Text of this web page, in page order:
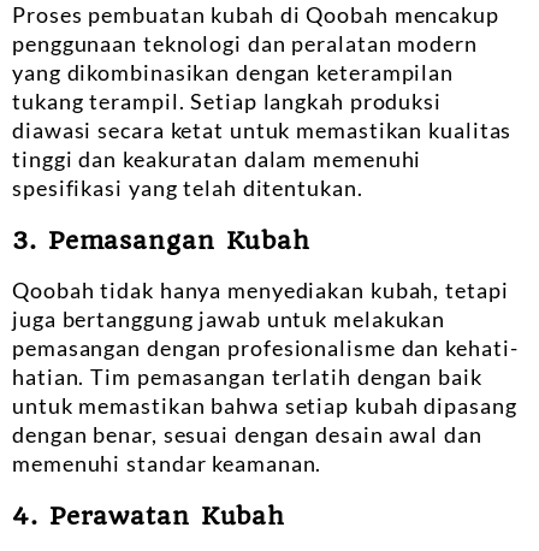
Proses pembuatan kubah di Qoobah mencakup
penggunaan teknologi dan peralatan modern
yang dikombinasikan dengan keterampilan
tukang terampil. Setiap langkah produksi
diawasi secara ketat untuk memastikan kualitas
tinggi dan keakuratan dalam memenuhi
spesifikasi yang telah ditentukan.
3. Pemasangan Kubah
Qoobah tidak hanya menyediakan kubah, tetapi
juga bertanggung jawab untuk melakukan
pemasangan dengan profesionalisme dan kehati-
hatian. Tim pemasangan terlatih dengan baik
untuk memastikan bahwa setiap kubah dipasang
dengan benar, sesuai dengan desain awal dan
memenuhi standar keamanan.
4. Perawatan Kubah